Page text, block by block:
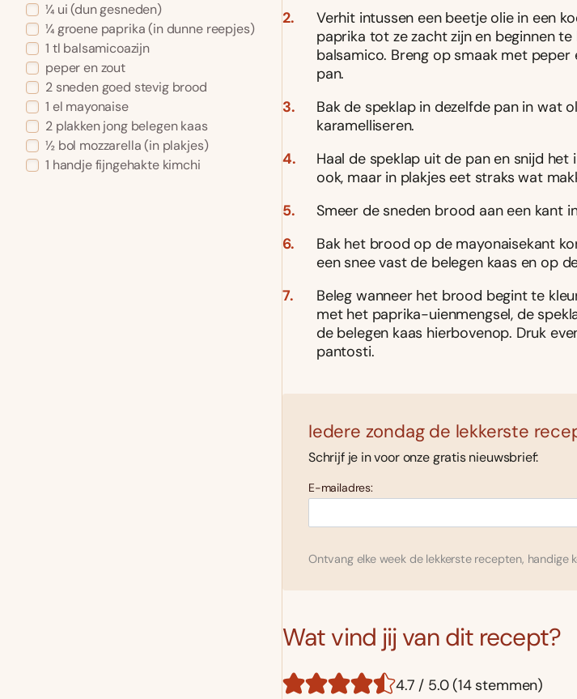
¼ ui (dun gesneden)
¼ groene paprika (in dunne reepjes)
1 tl balsamicoazijn
peper en zout
2 sneden goed stevig brood
1 el mayonaise
2 plakken jong belegen kaas
½ bol mozzarella (in plakjes)
1 handje fijngehakte kimchi
Verhit intussen een beetje olie in een
paprika tot ze zacht zijn en beginnen
balsamico. Breng op smaak met
pan.
Bak de speklap in dezelfde pan in wat
karamelliseren.
Haal de speklap uit de pan en snijd het
ook, maar in plakjes eet straks wat
Smeer de sneden brood aan een kant
Bak het brood op de mayonaisekant
een snee vast de belegen kaas en op
Beleg wanneer het brood begint te
met het paprika-uienmengsel, de
de belegen kaas hierbovenop. Druk
pantosti.
Iedere zondag de lekkerste
Schrijf je in voor onze gratis nieuwsbrief:
E-mailadres:
Ontvang elke week de lekkerste recepten, handige
Wat vind jij van dit recept?
4.7 / 5.0 (14 stemmen)